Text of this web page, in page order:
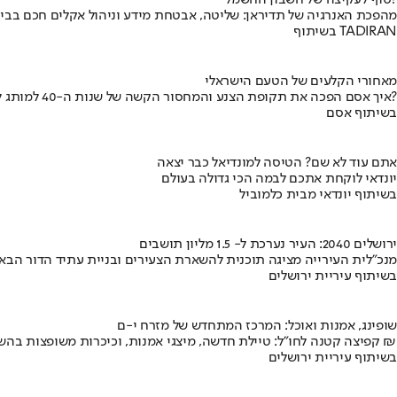
מהפכת האנרגיה של תדיראן: שליטה, אבטחת מידע וניהול אקלים חכם
בשיתוף TADIRAN
מאחורי הקלעים של הטעם הישראלי
איך אסם הפכה את תקופת הצנע והמחסור הקשה של שנות ה-40 למותג לאומי?
בשיתוף אסם
אתם עוד לא שם? הטיסה למונדיאל כבר יצאה
יונדאי לוקחת אתכם לבמה הכי גדולה בעולם
בשיתוף יונדאי מבית כלמוביל
ירושלים 2040: העיר נערכת ל- 1.5 מליון תושבים
מנכ"לית העירייה מציגה תוכנית להשארת הצעירים ובניית עתיד הדור
בשיתוף עיריית ירושלים
שופינג, אמנות ואוכל: המרכז המתחדש של מזרח י-ם
קפיצה קטנה לחו"ל: טיילת חדשה, מיצגי אמנות, וכיכרות משופצות בהשקעה של 100 מיליון ₪
בשיתוף עיריית ירושלים